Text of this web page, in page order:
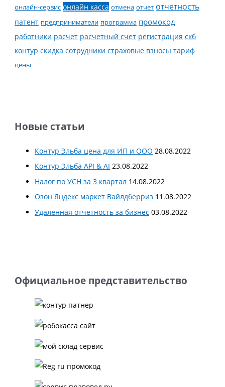
онлайн-сервис онлайн касса отмена отчет отчетность
патент предприниматели программа промокод
работники расчет расчетный счет регистрация скб
контур скидка сотрудники страховые взносы тариф
цены
Новые статьи
Контур Эльба цена для ИП и ООО 28.08.2022
Контур Эльба API & AI 23.08.2022
Налог по УСН за 3 квартал 14.08.2022
Озон Яндекс маркет Вайлдберриз 11.08.2022
Удаленная отчетность за бизнес 03.08.2022
Официальное представительство